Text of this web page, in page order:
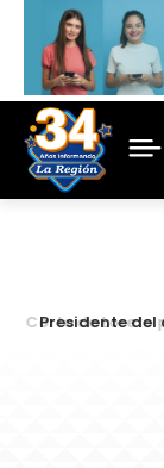
Presidente del